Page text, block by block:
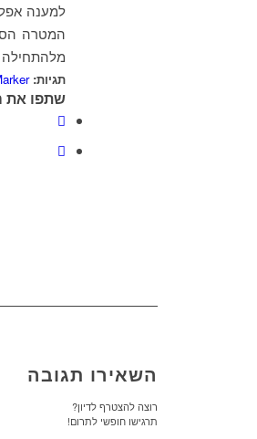
למענה
המטרה
תגיות:
שתפו את
השאירו תגובה
רוצה להצטרף לדיון?
תרגישו חופשי לתרום!